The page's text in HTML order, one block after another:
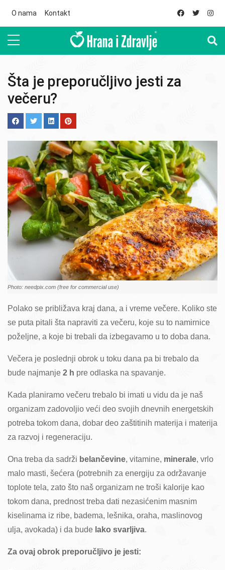
O nama Kontakt
Šta je preporučljivo jesti za
večeru?
Photo: needpix.com (free for commercial use)
Polako se približava kraj dana, a i vreme večere. Koliko ste
se puta pitali šta napraviti za večeru, koje su to namirnice
poželjne, a koje bi trebali da izbegavamo u to doba dana.
Večera je poslednji obrok u toku dana pa bi trebalo da
bude najmanje 2 h pre odlaska na spavanje.
Kada planiramo večeru trebalo bi imati u vidu da je naš
organizam zadovoljio veći deo svojih dnevnih energetskih
potreba tokom dana, dobar deo zaštitinih materija i materija
za razvoj i regeneraciju.
Ona treba da sadrži belančevine, vitamine, minerale, vrlo
malo masti, šećera (potrebnih za energiju za održavanje
toplote tela, zato što naš organizam ne troši kalorije kao
tokom dana, prednost treba dati nezasićenim masnim
kiselinama iz ribe, badema, lešnika, oraha, maslinovog
ulja, avokada) i da bude lako svarljiva.
Za ovaj obrok preporučljivo je jesti: